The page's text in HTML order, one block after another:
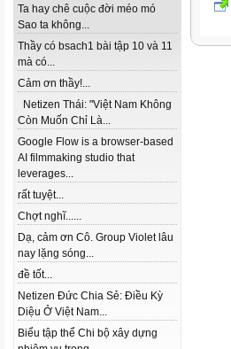
Ta hay chê cuộc đời méo mó
Sao ta không...
Thầy có bsach1 bài tập 10 và 11
mà có...
Cảm ơn thầy!...
Netizen Thái: "Việt Nam Không
Còn Muốn Chỉ Là...
Google Flow is a browser-based
AI filmmaking studio that
leverages...
rất tuyệt...
Chợt nghĩ......
Dạ, cảm ơn Cô. Group Violet lâu
nay lặng sóng...
đề tốt...
Netizen Đức Chia Sẻ: Điều Kỳ
Diệu Ở Việt Nam...
Biểu tập thể Chi bộ xây dựng